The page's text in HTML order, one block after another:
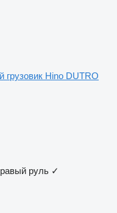
грузовик Hino DUTRO
руль ✓